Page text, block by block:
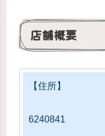
店舗概要
【住所】
6240841